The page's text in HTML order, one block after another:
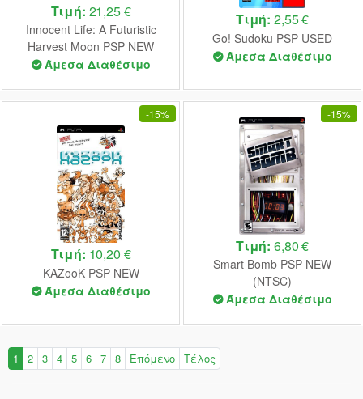
Τιμή: 21,25 €
Innocent Life: A Futuristic
Harvest Moon PSP NEW
Άμεσα Διαθέσιμο
Τιμή: 2,55 €
Go! Sudoku PSP USED
Άμεσα Διαθέσιμο
-15%
Τιμή: 10,20 €
KAZooK PSP NEW
Άμεσα Διαθέσιμο
-15%
Τιμή: 6,80 €
Smart Bomb PSP NEW
(NTSC)
Άμεσα Διαθέσιμο
1 2 3 4 5 6 7 8 Επόμενο Τέλος